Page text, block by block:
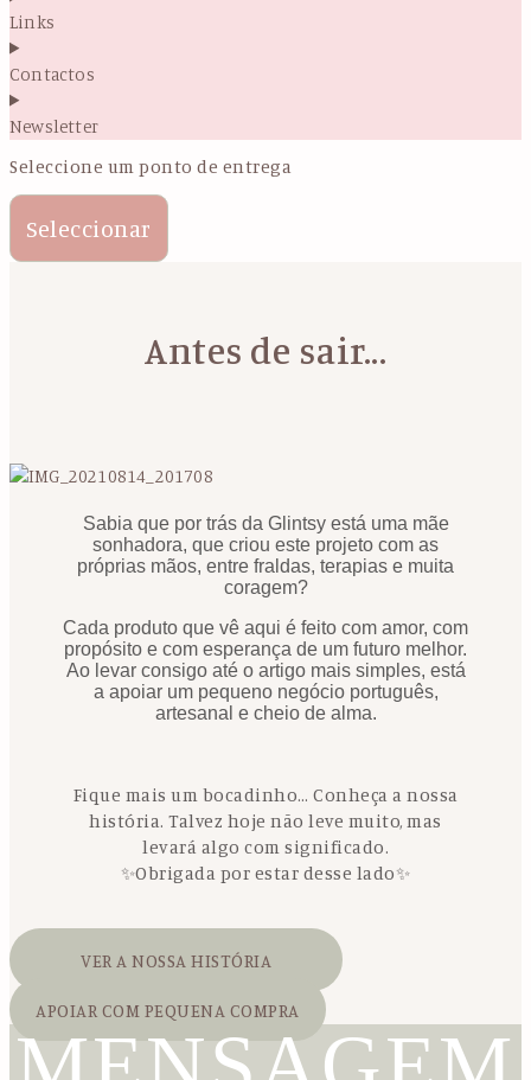
Links
Contactos
Newsletter
Seleccione um ponto de entrega
Seleccionar
Antes de sair...
Sabia que por trás da Glintsy está uma mãe
sonhadora, que criou este projeto com as
próprias mãos, entre fraldas, terapias e muita
coragem?
Cada produto que vê aqui é feito com amor, com
propósito e com esperança de um futuro melhor.
Ao levar consigo até o artigo mais simples, está
a apoiar um pequeno negócio português,
artesanal e cheio de alma.
Fique mais um bocadinho… Conheça a nossa
história. Talvez hoje não leve muito, mas
levará algo com significado.
✨Obrigada por estar desse lado✨
VER A NOSSA HISTÓRIA
APOIAR COM PEQUENA COMPRA